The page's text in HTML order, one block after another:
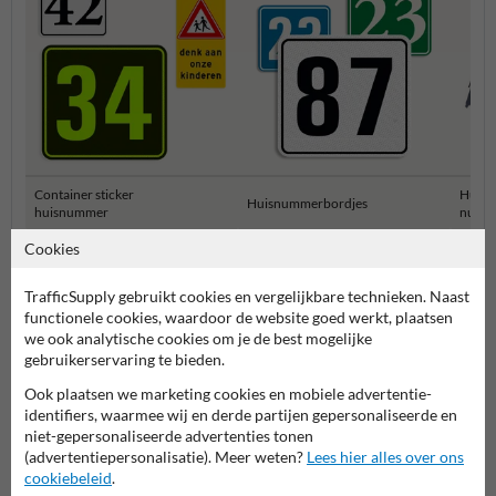
Container sticker
huisnummer
Huisnummerbordjes
Cookies
TrafficSupply gebruikt cookies en vergelijkbare technieken. Naast
functionele cookies, waardoor de website goed werkt, plaatsen
we ook analytische cookies om je de best mogelijke
gebruikerservaring te bieden.
Ook plaatsen we marketing cookies en mobiele advertentie-
identifiers, waarmee wij en derde partijen gepersonaliseerde en
niet-gepersonaliseerde advertenties tonen
(advertentiepersonalisatie). Meer weten? Lees hier alles over ons
cookiebeleid.